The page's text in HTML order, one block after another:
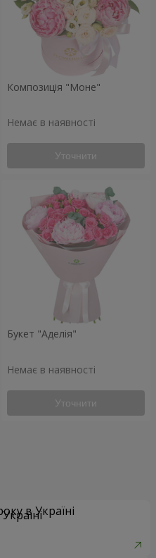
Композиція "Моне"
Немає в наявності
Уточнити
Букет "Аделія"
Немає в наявності
Уточнити
в Україні